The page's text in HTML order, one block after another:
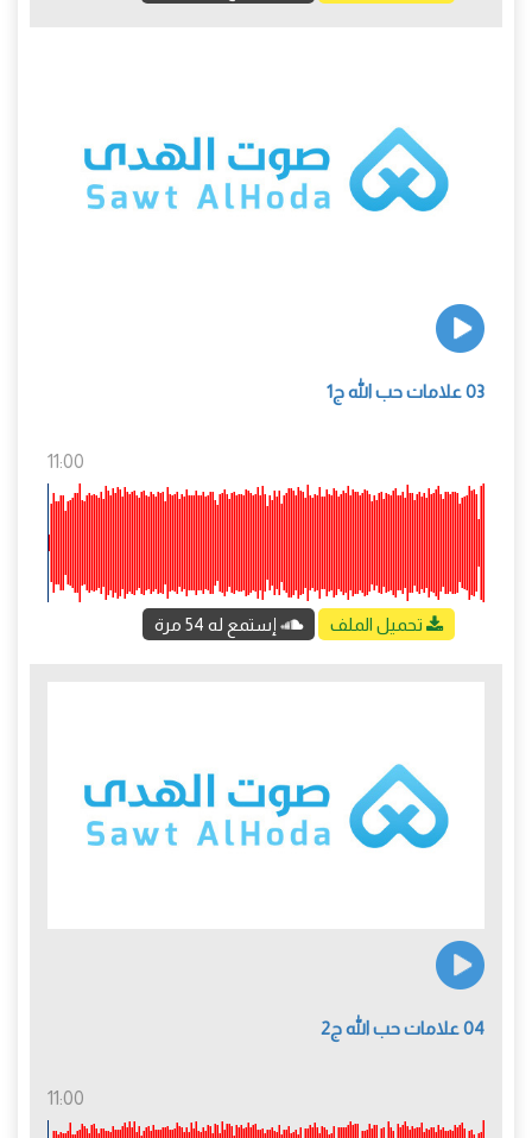
03 علامات حب الله ج1
11:00
تحميل الملف إستمع له 54 مرة
04 علامات حب الله ج2
11:00